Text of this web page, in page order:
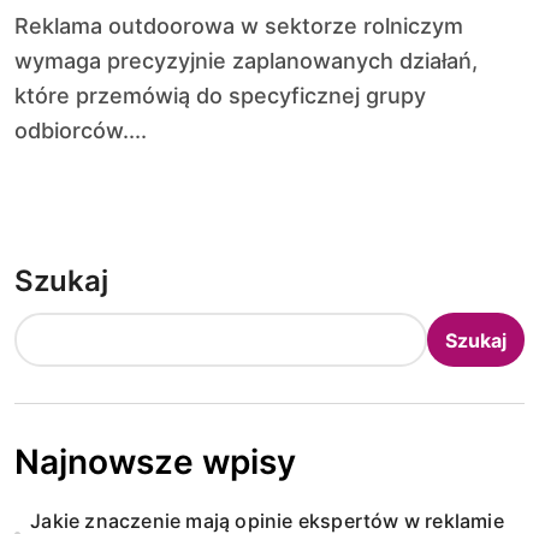
Reklama outdoorowa w sektorze rolniczym
wymaga precyzyjnie zaplanowanych działań,
które przemówią do specyficznej grupy
odbiorców....
Szukaj
Szukaj
Najnowsze wpisy
Jakie znaczenie mają opinie ekspertów w reklamie